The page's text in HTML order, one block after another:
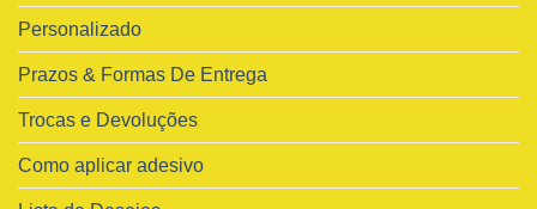
Personalizado
Prazos & Formas De Entrega
Trocas e Devoluções
Como aplicar adesivo